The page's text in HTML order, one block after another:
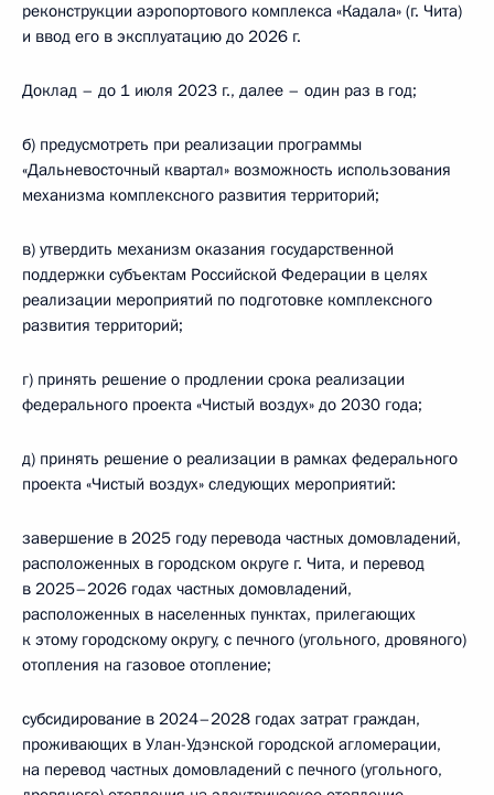
реконструкции аэропортового комплекса «Кадала» (г. Чита)
и ввод его в эксплуатацию до 2026 г.
Доклад – до 1 июля 2023 г., далее – один раз в год;
б) предусмотреть при реализации программы
«Дальневосточный квартал» возможность использования
механизма комплексного развития территорий;
в) утвердить механизм оказания государственной
поддержки субъектам Российской Федерации в целях
реализации мероприятий по подготовке комплексного
развития территорий;
г) принять решение о продлении срока реализации
федерального проекта «Чистый воздух» до 2030 года;
д) принять решение о реализации в рамках федерального
проекта «Чистый воздух» следующих мероприятий:
завершение в 2025 году перевода частных домовладений,
расположенных в городском округе г. Чита, и перевод
в 2025–2026 годах частных домовладений,
расположенных в населенных пунктах, прилегающих
к этому городскому округу, с печного (угольного, дровяного)
отопления на газовое отопление;
субсидирование в 2024–2028 годах затрат граждан,
проживающих в Улан-Удэнской городской агломерации,
на перевод частных домовладений с печного (угольного,